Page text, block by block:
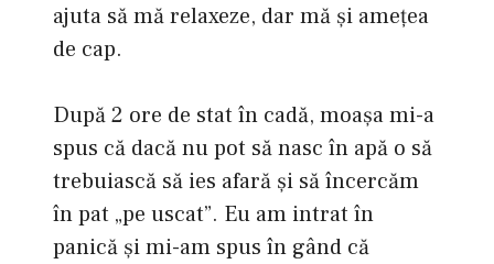
ajuta să mă relaxeze, dar mă şi ameţea
de cap.
După 2 ore de stat în cadă, moaşa mi-a
spus că dacă nu pot să nasc în apă o să
trebuiască să ies afară şi să încercăm
în pat „pe uscat”. Eu am intrat în
panică şi mi-am spus în gând că